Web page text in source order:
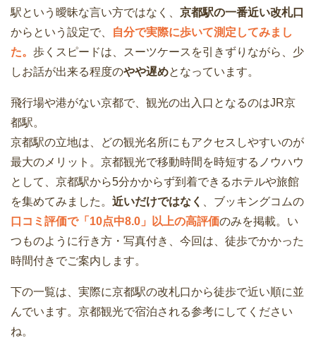
駅という曖昧な言い方ではなく、 京都駅の一番近い改札口
からという設定で、
自分で実際に歩いて測定してみまし
た。 歩くスピードは、スーツケースを引きずりながら、少
しお話が出来る程度のやや遅めとなっています。
飛行場や港がない京都で、観光の出入口となるのはJR京
都駅。
京都駅の立地は、どの観光名所にもアクセスしやすいのが
最大のメリット。京都観光で移動時間を時短するノウハウ
として、京都駅から5分かからず到着できるホテルや旅館
を集めてみました。 近いだけではなく
、ブッキングコムの
口コミ評価で「10点中8.0」以上の高評価のみを掲載。い
つものように行き方・写真付き、今回は、徒歩でかかった
時間付きでご案内します。
下の一覧は、実際に京都駅の改札口から徒歩で近い順に並
んでいます。京都観光で宿泊される参考にしてください
ね。